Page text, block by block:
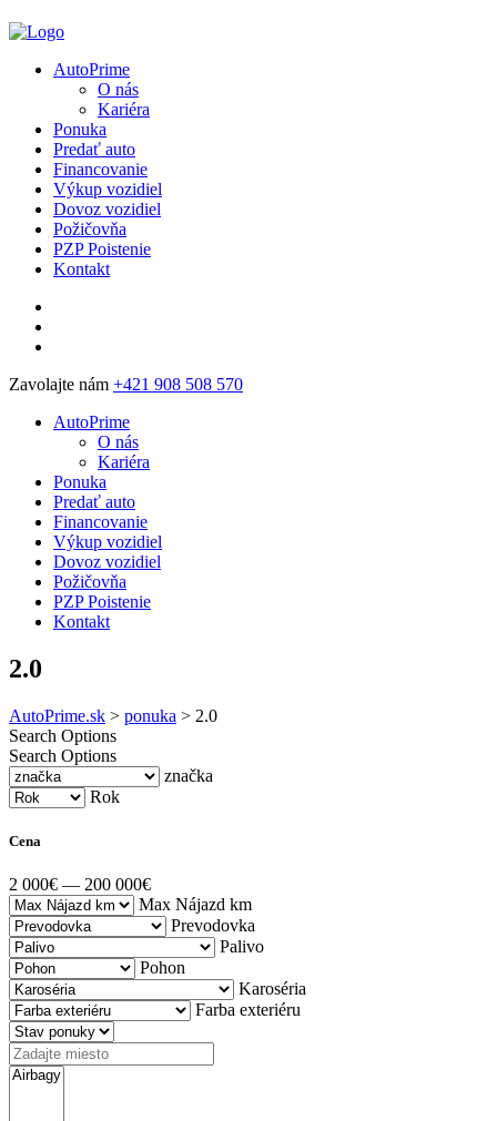
AutoPrime
O nás
Kariéra
Ponuka
Predať auto
Financovanie
Výkup vozidiel
Dovoz vozidiel
Požičovňa
PZP Poistenie
Kontakt
Zavolajte nám +421 908 508 570
AutoPrime
O nás
Kariéra
Ponuka
Predať auto
Financovanie
Výkup vozidiel
Dovoz vozidiel
Požičovňa
PZP Poistenie
Kontakt
2.0
AutoPrime.sk > ponuka > 2.0
Search Options
Search Options
značka
Rok
Cena
2 000€ — 200 000€
Max Nájazd km
Prevodovka
Palivo
Pohon
Karoséria
Farba exteriéru